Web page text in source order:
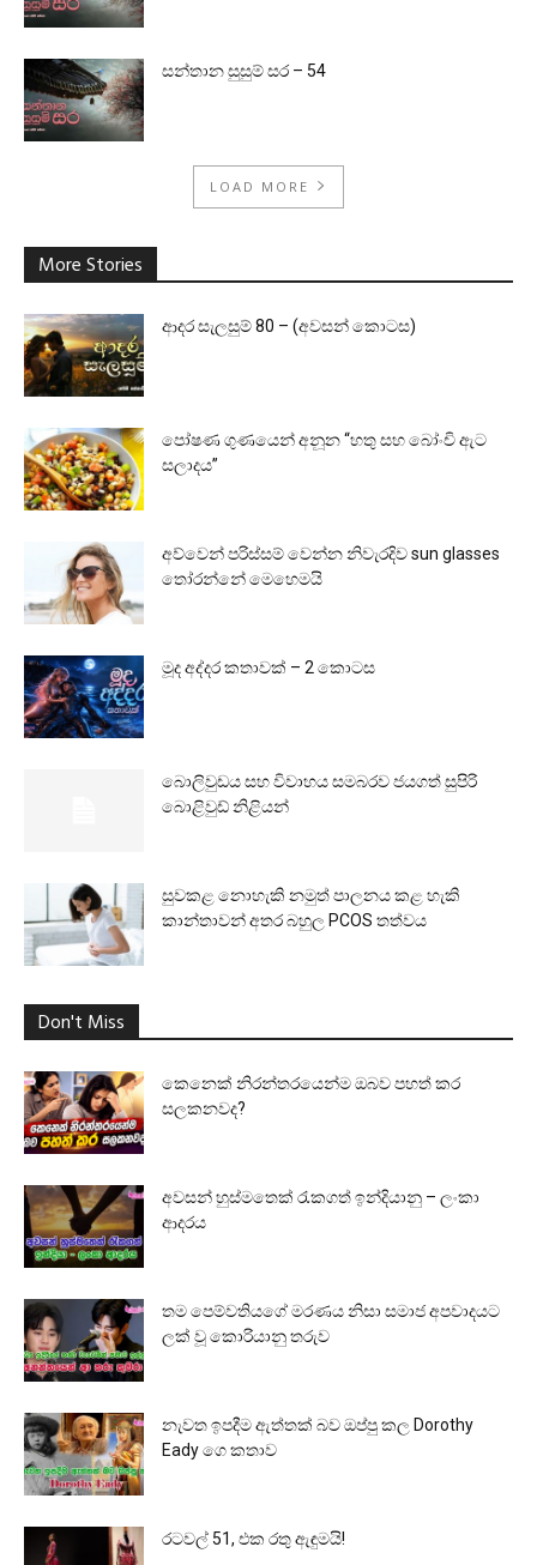
සන්තාන සුසුම් සර – 54
LOAD MORE
More Stories
ආදර සැලසුම් 80 – (අවසන් කොටස)
පෝෂණ ගුණයෙන් අනූන “හතු සහ බෝංචි ඇට
සලාදය”
අව්වෙන් පරිස්සම් වෙන්න නිවැරදිව sun glasses
තෝරන්නේ මෙහෙමයි
මූද අද්දර කතාවක් – 2 කොටස
බොලිවුඩය සහ විවාහය සමබරව ජයගත් සුපිරි
බොළිවුඩ් නිළියන්
සුවකළ නොහැකි නමුත් පාලනය කළ හැකි
කාන්තාවන් අතර බහුල PCOS තත්වය
Don't Miss
කෙනෙක් නිරන්තරයෙන්ම ඔබව පහත් කර
සලකනවද?
අවසන් හුස්මතෙක් රැකගත් ඉන්දියානු – ලංකා
ආදරය
තම පෙම්වතියගේ මරණය නිසා සමාජ අපවාදයට
ලක් වූ කොරියානු තරුව
නැවත ඉපදීම ඇත්තක් බව ඔප්පු කල Dorothy
Eady ගෙ කතාව
රටවල් 51, එක රතු ඇඳුමයි!